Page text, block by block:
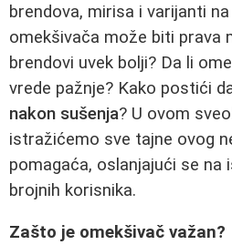
brendova, mirisa i varijanti
omekšivača može biti prava
brendovi uvek bolji? Da li
vrede pažnje? Kako postići
nakon sušenja? U ovom
istražićemo sve tajne ovog
pomagaća, oslanjajući se na
brojnih korisnika.
Zašto je omekšivač važan?